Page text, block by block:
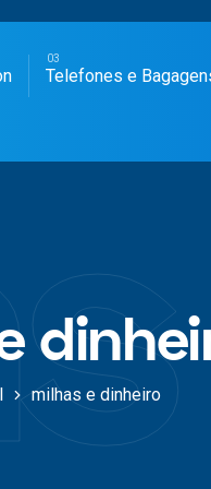
Telefones e
milhas e dinheiro